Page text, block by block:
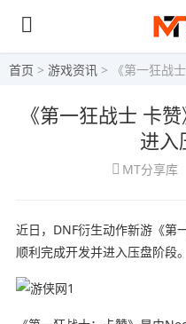
首页 > 游戏资讯 > 《第一狂战士
《第一狂战士 卡
进入
MT分享库
近日，DNF衍生动作新游《第
顺利完成开发并进入压盘阶段。